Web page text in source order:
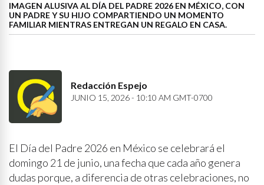
IMAGEN ALUSIVA AL DÍA DEL PADRE 2026 EN MÉXICO, CON
UN PADRE Y SU HIJO COMPARTIENDO UN MOMENTO
FAMILIAR MIENTRAS ENTREGAN UN REGALO EN CASA.
Redacción Espejo
JUNIO 15, 2026 - 10:10 AM GMT-0700
El Día del Padre 2026 en México se celebrará el
domingo 21 de junio, una fecha que cada año genera
dudas porque, a diferencia de otras celebraciones, no